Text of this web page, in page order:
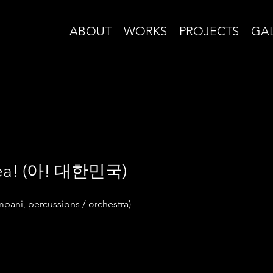
ABOUT WORKS PROJECTS
(아! 대한민국)
percussions / orchestra)